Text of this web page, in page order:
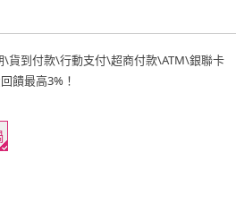
\貨到付款\行動支付\超商付款\ATM\銀聯卡
饋最高3%！